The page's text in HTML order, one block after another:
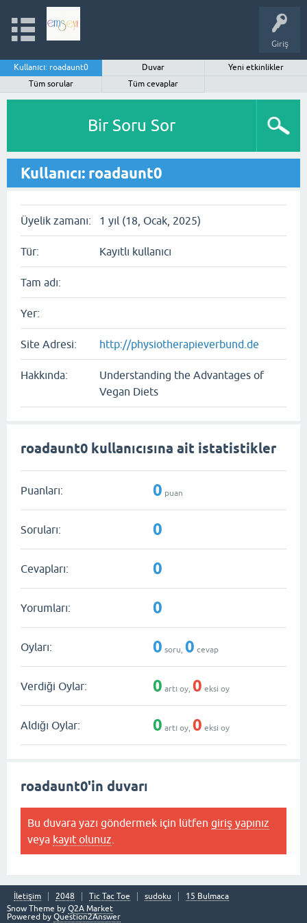
Giriş
Kullanıcı: roadaunt0 Duvar
Yeni etkinlikler
Tüm sorular
Tüm cevaplar
Bir Soru Sor
Kullanıcı: roadaunt0
Üyelik zamanı: 1 yıl (18, Ocak, 2025)
Tür: Kayıtlı kullanıcı
Tam adı:
Yer:
Site Adresi: http://physiotherapieverbund.de
Hakkında:
Understanding the Advantages of
Vegan Diets
roadaunt0 kullanıcısına ait istatistikler
Puanları: 0 puan
Soruları: 0
Cevapları: 0
Yorumları: 0
Oyları: 0 soru, 0 cevap
Verdiği Oylar: 0 artı oy, 0 eksi oy
Aldığı Oylar: 0 artı oy, 0 eksi oy
roadaunt0'in duvarı
Bu duvara yazı göndermek için lütfen giriş yapınız
veya kayıt olunuz
İletişim 2048 Tic Tac Toe sudoku
15 Bulmaca
Snow Theme by Q2A Market
Powered by Question2Answer